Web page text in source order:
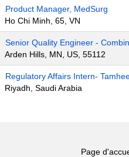
Product Manager, MedSurg
Ho Chi Minh, 65, VN
Senior Quality Engineer -
Arden Hills, MN, US, 55112
Regulatory Affairs Intern-
Riyadh, Saudi Arabia
Page